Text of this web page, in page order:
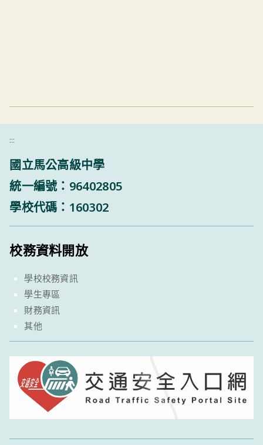
:::
國立馬公高級中學
統一編號：96402805
學校代碼：160302
校務資料開放
學校校務資訊
學生專區
財務資訊
其他